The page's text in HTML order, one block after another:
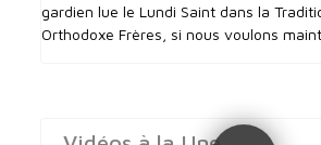
gardien lue le Lundi Saint dans la
Orthodoxe Frères, si nous voulons